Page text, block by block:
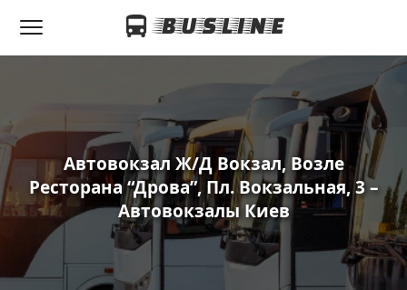
Автовокзал Ж/Д Вокзал, Возле
Ресторана “Дрова”, Пл. Вокзальная, 3 –
Автовокзалы Киев